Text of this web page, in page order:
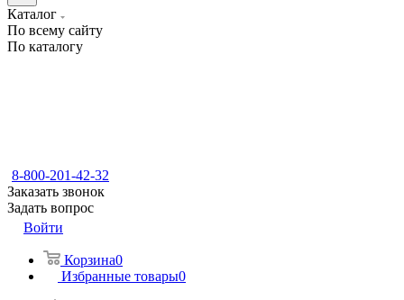
Каталог
По всему сайту
По каталогу
8-800-201-42-32
Заказать звонок
Задать вопрос
Войти
Корзина0
Избранные товары0